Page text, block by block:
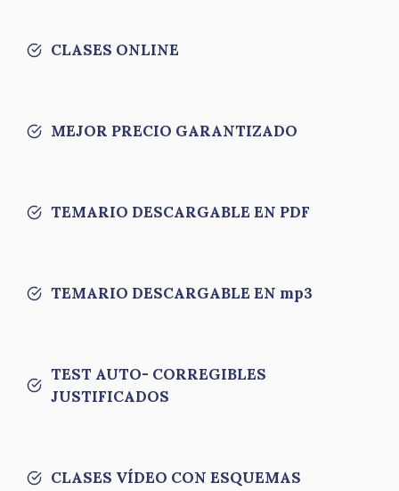
CLASES ONLINE
MEJOR PRECIO GARANTIZADO
TEMARIO DESCARGABLE EN PDF
TEMARIO DESCARGABLE EN mp3
TEST AUTO- CORREGIBLES
JUSTIFICADOS
CLASES VÍDEO CON ESQUEMAS